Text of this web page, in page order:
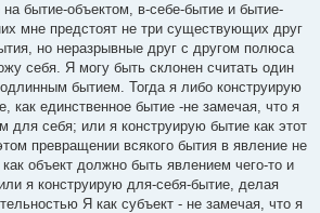
бытие-объектом, в-себе-бытие и бытие-
мне предстоят не три существующих друг
но неразрывные друг с другом полюса
себя. Я могу быть склонен считать один
бытием. Тогда я либо конструирую
как единственное бытие -не замечая, что я
для себя; или я конструирую бытие как этот
превращении всякого бытия в явление не
объект должно быть явлением чего-то и
я конструирую для-себя-бытие, делая
Я как субъект - не замечая, что я